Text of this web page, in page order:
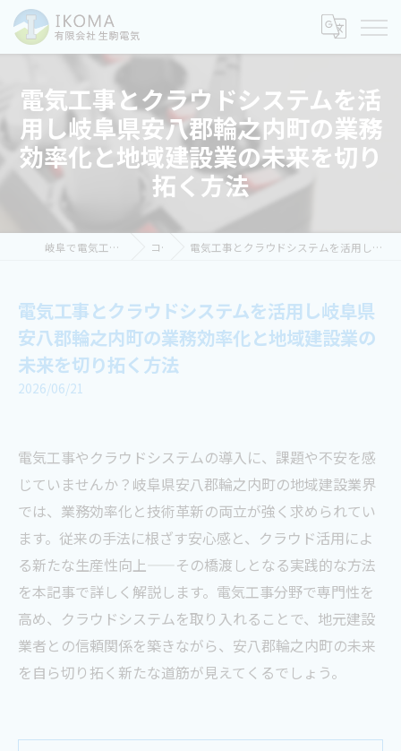
電気工事とクラウドシステムを活
用し岐阜県安八郡輪之内町の業務
効率化と地域建設業の未来を切り
拓く方法
岐阜で電気工事の求人なら有限会社生駒電気 コラム 電気工事とクラウドシステムを活用し岐阜県安八郡輪之内町の業務効率化と地域建設業の未来を切り拓く方法
電気工事とクラウドシステムを活用し岐阜県
安八郡輪之内町の業務効率化と地域建設業の
未来を切り拓く方法
2026/06/21
電気工事やクラウドシステムの導入に、課題や不安を感
じていませんか？岐阜県安八郡輪之内町の地域建設業界
では、業務効率化と技術革新の両立が強く求められてい
ます。従来の手法に根ざす安心感と、クラウド活用によ
る新たな生産性向上——その橋渡しとなる実践的な方法
を本記事で詳しく解説します。電気工事分野で専門性を
高め、クラウドシステムを取り入れることで、地元建設
業者との信頼関係を築きながら、安八郡輪之内町の未来
を自ら切り拓く新たな道筋が見えてくるでしょう。